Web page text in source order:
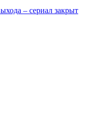
– сериал закрыт